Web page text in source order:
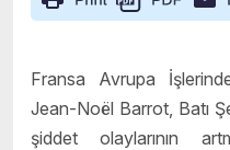
Fransa Avrupa
Jean-Noël Barrot, Batı
şiddet olaylarının